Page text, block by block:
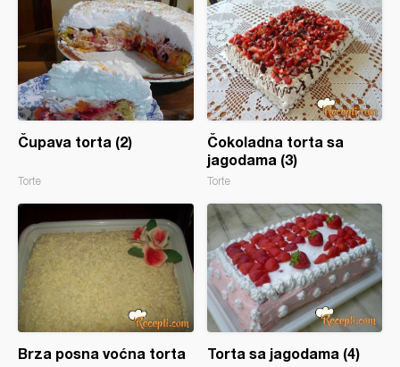
Čupava torta (2)
Torte
Čokoladna torta sa
jagodama (3)
Torte
Brza posna voćna torta Torta sa jagodama (4)